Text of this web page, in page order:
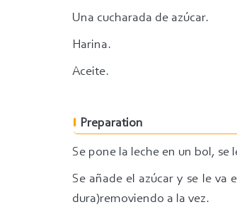
Una cucharada de azúcar.
Harina.
Aceite.
Preparation
Se pone la leche en un bol, se
Se añade el azúcar y se le va
dura)removiendo a la vez.